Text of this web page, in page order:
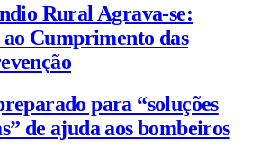
Rural Agrava-se:
Cumprimento das
para “soluções
de ajuda aos bombeiros